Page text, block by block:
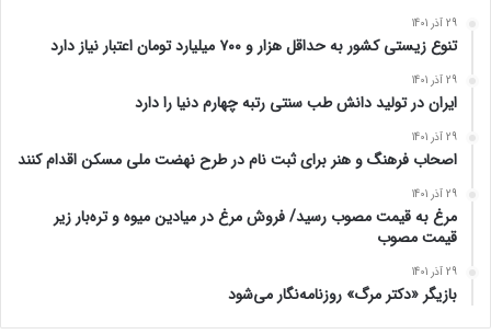
29 آذر 1401
تنوع زیستی کشور به حداقل هزار و ۷۰۰ میلیارد تومان اعتبار نیاز دارد
29 آذر 1401
ایران در تولید دانش طب سنتی رتبه چهارم دنیا را دارد
29 آذر 1401
اصحاب فرهنگ و هنر برای ثبت نام در طرح نهضت ملی مسکن اقدام کنند
29 آذر 1401
مرغ به قیمت مصوب رسید/ فروش مرغ در میادین میوه و تره‌بار زیر
قیمت مصوب
29 آذر 1401
بازیگر «دکتر مرگ» روزنامه‌نگار می‌شود